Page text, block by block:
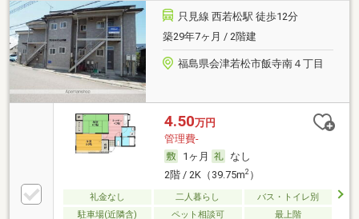
只見線 西若松駅 徒歩12分
築29年7ヶ月 / 2階建
福島県会津若松市飯寺南４丁目
4.50万円
管理費-
1ヶ月
なし
2階 / 2K（39.75m2）
礼金なし 二人暮らし
バス・トイレ別
駐車場(近隣含)
ペット相談可 最上階